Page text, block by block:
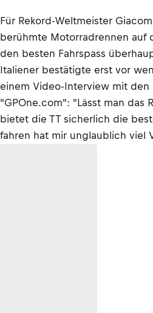
Für Rekord-Weltmeister
berühmte Motorradrennen auf
den besten Fahrspass
Italiener bestätigte erst vor
einem Video-Interview mit den
"GPOne.com": "Lässt man das
bietet die TT sicherlich die
fahren hat mir unglaublich viel